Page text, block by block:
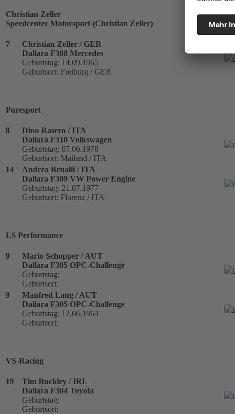
Christian Zeller
Speedcenter Motorsport (Christian Zeller)
7
Christian Zeller / GER
Dallara F308 Mercedes
Geburtstag: 14.09.1965
Geburtsort: Freiburg / GER
Puresport
8
Dino Rasero / ITA
Dallara F310 Volkswagen
Geburtstag: 07.06.1978
Geburtsort: Mailand / ITA
14
Andrea Benalli / ITA
Dallara F309 VW Power Engine
Geburtstag: 21.07.1977
Geburtsort: Florenz / ITA
LS Performance
9
Mario Schopper / AUT
Dallara F305 OPC-Challenge
Geburtstag:
Geburtsort:
9
Manfred Lang / AUT
Dallara F305 OPC-Challenge
Geburtstag: 12.06.1964
Geburtsort:
VS-Racing
19
Tim Buckley / IRL
Dallara F304 Toyota
Geburtstag:
Geburtsort: